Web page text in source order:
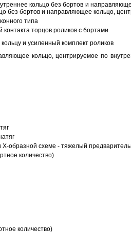
кольцо без бортов и
без бортов и направляющее кольцо,
типа
торцов роликов с бортами
и усиленный комплект роликов
кольцо, центрируемое по
образной схеме - тяжелый
количество)
количество)